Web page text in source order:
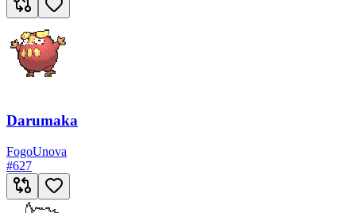
Darumaka
FogoUnova
#627